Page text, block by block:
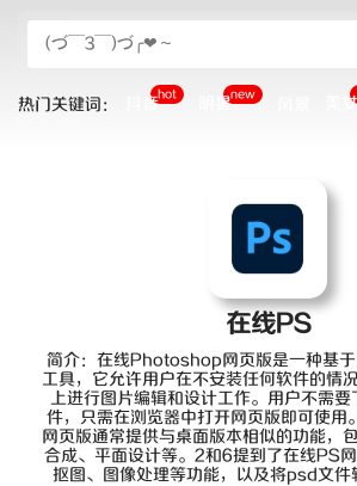
热门关键词： 抖音hot 明星new 美
在线PS
简介：在线Photoshop网页版是一种基
工具，它允许用户在不安装任何软件的情
上进行图片编辑和设计工作。用户不需要
件，只需在浏览器中打开网页版即可使
网页版通常提供与桌面版本相似的功能，
合成、平面设计等。2和6提到了在线PS
抠图、图像处理等功能，以及将psd文件